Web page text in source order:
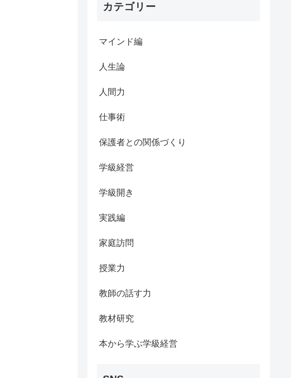
カテゴリー
マインド編
人生論
人間力
仕事術
保護者との関係づくり
学級経営
学級開き
実践編
家庭訪問
授業力
教師の話す力
教材研究
本から学ぶ学級経営